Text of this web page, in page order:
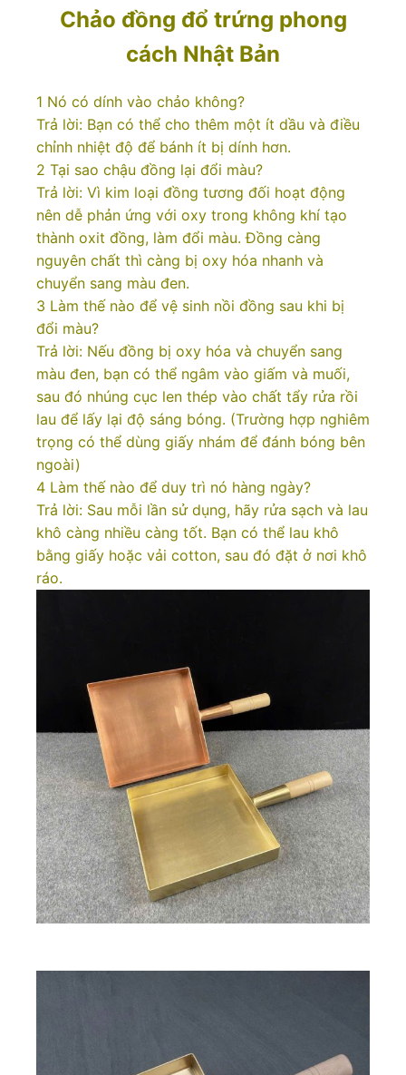
Chảo đồng đổ trứng phong
cách Nhật Bản
1 Nó có dính vào chảo không?
Trả lời: Bạn có thể cho thêm một ít dầu và điều
chỉnh nhiệt độ để bánh ít bị dính hơn.
2 Tại sao chậu đồng lại đổi màu?
Trả lời: Vì kim loại đồng tương đối hoạt động
nên dễ phản ứng với oxy trong không khí tạo
thành oxit đồng, làm đổi màu. Đồng càng
nguyên chất thì càng bị oxy hóa nhanh và
chuyển sang màu đen.
3 Làm thế nào để vệ sinh nồi đồng sau khi bị
đổi màu?
Trả lời: Nếu đồng bị oxy hóa và chuyển sang
màu đen, bạn có thể ngâm vào giấm và muối,
sau đó nhúng cục len thép vào chất tẩy rửa rồi
lau để lấy lại độ sáng bóng. (Trường hợp nghiêm
trọng có thể dùng giấy nhám để đánh bóng bên
ngoài)
4 Làm thế nào để duy trì nó hàng ngày?
Trả lời: Sau mỗi lần sử dụng, hãy rửa sạch và lau
khô càng nhiều càng tốt. Bạn có thể lau khô
bằng giấy hoặc vải cotton, sau đó đặt ở nơi khô
ráo.